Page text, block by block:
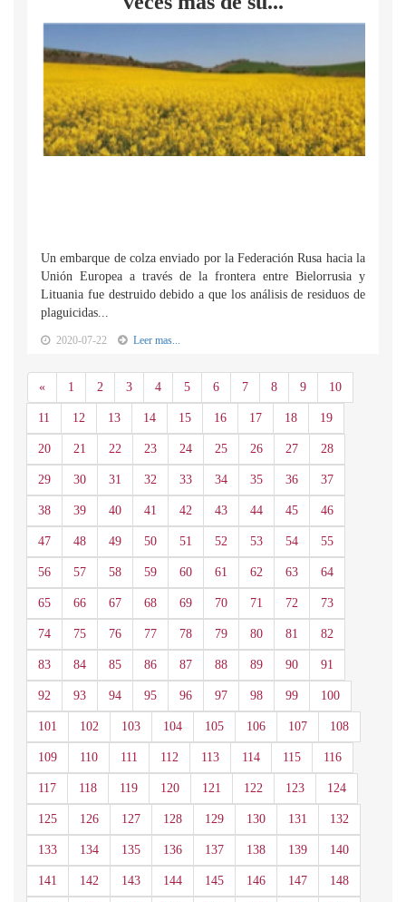
Un embarque de colza enviado por la Federación Rusa hacia la
Unión Europea a través de la frontera entre Bielorrusia y
Lituania fue destruido debido a que los análisis de residuos de
plaguicidas...
2020-07-22 Leer mas...
«Anterior
1 2 3 4 5 6 7 8 9 10
11 12 13 14 15 16 17 18 19
20 21 22 23 24 25 26 27 28
29 30 31 32 33 34 35 36 37
38 39 40 41 42 43 44 45 46
47 48 49 50 51 52 53 54 55
56 57 58 59 60 61 62 63 64
65 66 67 68 69 70 71 72 73
74 75 76 77 78 79 80 81 82
83 84 85 86 87 88 89 90 91
92 93 94 95 96 97 98 99 100
101 102 103 104 105 106 107 108
109 110 111 112 113 114 115 116
117 118 119 120 121 122 123 124
125 126 127 128 129 130 131 132
133 134 135 136 137 138 139 140
141 142 143 144 145 146 147 148